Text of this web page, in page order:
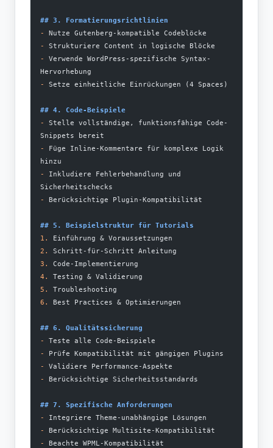
## 3. Formatierungsrichtlinien
-
Nutze Gutenberg-kompatible Codeblöcke
-
Strukturiere Content in logische Blöcke
-
Verwende WordPress-spezifische Syntax-
Hervorhebung
-
Setze einheitliche Einrückungen (4 Spaces)
## 4. Code-Beispiele
-
Stelle vollständige, funktionsfähige Code-
Snippets bereit
-
Füge Inline-Kommentare für komplexe Logik
hinzu
-
Inkludiere Fehlerbehandlung und
Sicherheitschecks
-
Berücksichtige Plugin-Kompatibilität
## 5. Beispielstruktur für Tutorials
1.
Einführung & Voraussetzungen
2.
Schritt-für-Schritt Anleitung
3.
Code-Implementierung
4.
Testing & Validierung
5.
Troubleshooting
6.
Best Practices & Optimierungen
## 6. Qualitätssicherung
-
Teste alle Code-Beispiele
-
Prüfe Kompatibilität mit gängigen Plugins
-
Validiere Performance-Aspekte
-
Berücksichtige Sicherheitsstandards
## 7. Spezifische Anforderungen
-
Integriere Theme-unabhängige Lösungen
-
Berücksichtige Multisite-Kompatibilität
-
Beachte WPML-Kompatibilität